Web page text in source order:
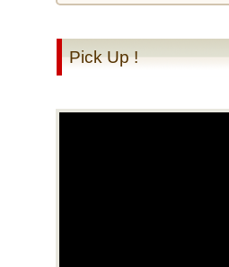
Pick Up !